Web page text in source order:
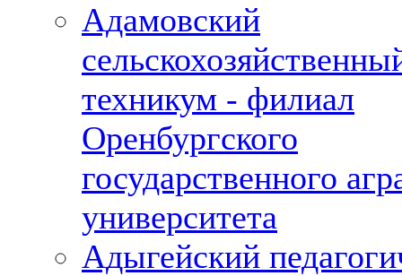
Адамовский
техникум - филиал
Оренбургского
государственного
университета
Адыгейский